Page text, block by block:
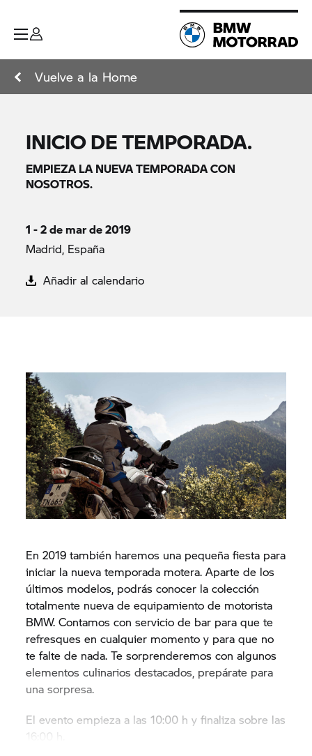
Vuelve a la Home
INICIO DE TEMPORADA.
EMPIEZA LA NUEVA TEMPORADA CON
NOSOTROS.
1 - 2 de mar de 2019
Madrid, España
Añadir al calendario
En 2019 también haremos una pequeña fiesta para
iniciar la nueva temporada motera. Aparte de los
últimos modelos, podrás conocer la colección
totalmente nueva de equipamiento de motorista
BMW. Contamos con servicio de bar para que te
refresques en cualquier momento y para que no
te falte de nada. Te sorprenderemos con algunos
elementos culinarios destacados, prepárate para
una sorpresa.
El evento empieza a las 10:00 h y finaliza sobre las
16:00 h.